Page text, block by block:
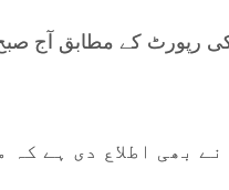
رپورٹ کے مطابق آج صبح
بھی اطلاع دی ہے